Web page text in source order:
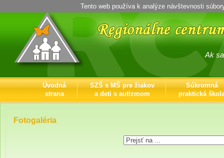
Ak sa ich
Úvodná
strana
SZŠ s MŠ pre žiakov
a deti s autizmom
Súkromná
praktická
informácie
Fotogaléria
Tento web používa k analýze návštevnosti